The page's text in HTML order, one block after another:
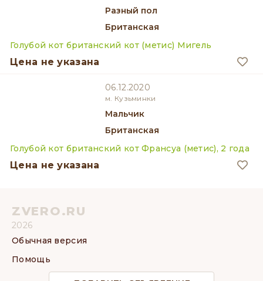
разный пол
Британская
Голубой кот британский кот (метис) Мигель
Цена не указана
06.12.2020
м. Кузьминки
мальчик
Британская
Голубой кот британский кот Франсуа (метис), 2 года
Цена не указана
ZVERO.RU
2026
Обычная версия
Помощь